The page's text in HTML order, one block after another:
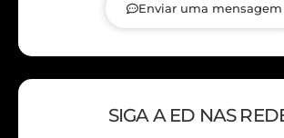
Enviar uma mensagem
SIGA A ED NAS